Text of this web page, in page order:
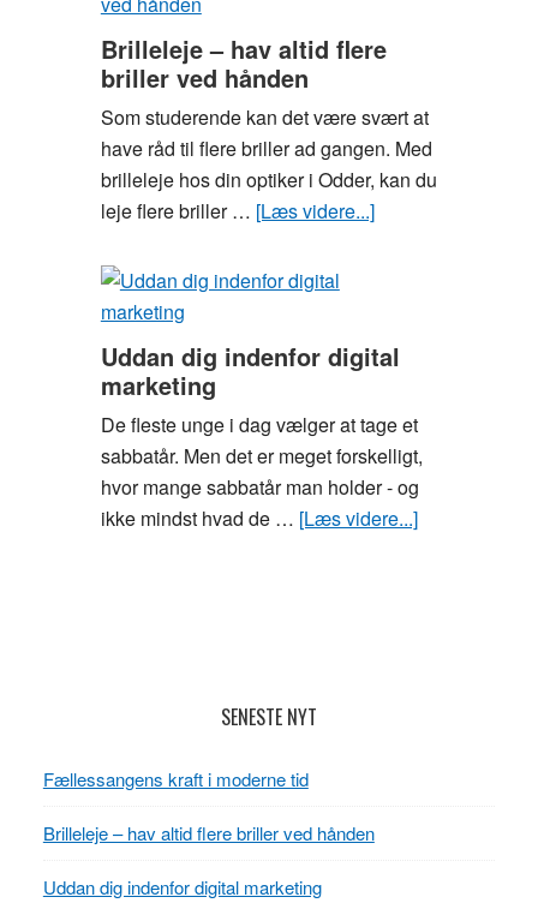
Brilleleje – hav altid flere
briller ved hånden
Som studerende kan det være svært at
have råd til flere briller ad gangen. Med
brilleleje hos din optiker i Odder, kan du
leje flere briller … [Læs videre...]om
flere
ved
hånden
Uddan dig indenfor digital
marketing
De fleste unge i dag vælger at tage et
sabbatår. Men det er meget forskelligt,
hvor mange sabbatår man holder - og
ikke mindst hvad de … [Læs videre...]om
Læserinteraktioner
SENESTE NYT
Fællessangens kraft i moderne tid
Brilleleje – hav altid flere briller ved hånden
Uddan dig indenfor digital marketing